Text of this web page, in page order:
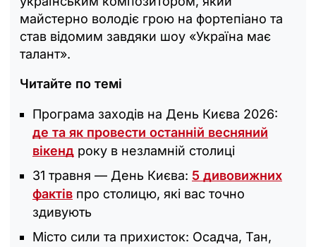
майстерно володіє грою на фортепіано та
став відомим завдяки шоу «Україна має
талант».
Читайте по темі
Програма заходів на День Києва 2026:
де та як провести останній весняний
вікенд року в незламній столиці
31 травня — День Києва: 5 дивовижних
фактів про столицю, які вас точно
здивують
Місто сили та прихисток: Осадча, Тан,